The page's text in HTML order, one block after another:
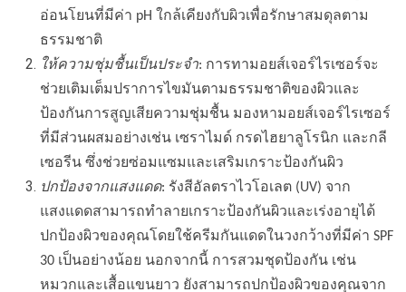
อ่อนโยนที่มีค่า pH ใกล้เคียงกับผิวเพื่อรักษาสมดุลตาม
ธรรมชาติ
ให้ความชุ่มชื้นเป็นประจำ: การทามอยส์เจอร์ไรเซอร์จะ
ช่วยเติมเต็มปราการไขมันตามธรรมชาติของผิวและ
ป้องกันการสูญเสียความชุ่มชื้น มองหามอยส์เจอร์ไรเซอร์
ที่มีส่วนผสมอย่างเช่น เซราไมด์ กรดไฮยาลูโรนิก และกลี
เซอรีน ซึ่งช่วยซ่อมแซมและเสริมเกราะป้องกันผิว
ปกป้องจากแสงแดด: รังสีอัลตราไวโอเลต (UV) จาก
แสงแดดสามารถทำลายเกราะป้องกันผิวและเร่งอายุได้
ปกป้องผิวของคุณโดยใช้ครีมกันแดดในวงกว้างที่มีค่า SPF
30 เป็นอย่างน้อย นอกจากนี้ การสวมชุดป้องกัน เช่น
หมวกและเสื้อแขนยาว ยังสามารถปกป้องผิวของคุณจาก